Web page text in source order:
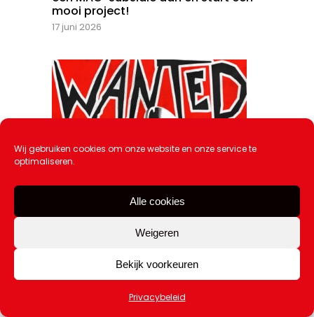
Wij gebruiken cookies om onze website en onze service te
optimaliseren.
Alle cookies
Weigeren
Bekijk voorkeuren
Privacybeleid
mooi project!
17 juni 2026